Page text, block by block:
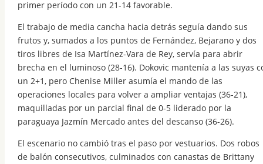
primer período con un 21-14 favorable.
El trabajo de media cancha hacia detrás seguía dando sus
frutos y, sumados a los puntos de Fernández, Bejarano y dos
tiros libres de Isa Martínez-Vara de Rey, servía para abrir
brecha en el luminoso (28-16). Dokovic mantenía a las suyas
un 2+1, pero Chenise Miller asumía el mando de las
operaciones locales para volver a ampliar ventajas (36-21),
maquilladas por un parcial final de 0-5 liderado por la
paraguaya Jazmín Mercado antes del descanso (36-26).
El escenario no cambió tras el paso por vestuarios. Dos robos
de balón consecutivos, culminados con canastas de Brittany